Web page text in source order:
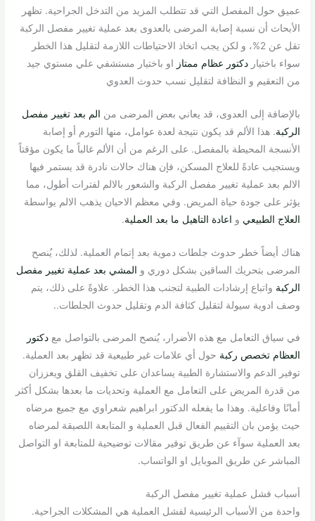
عميق حول المفصل التي قد تتطلب المزيد من التدخل الجراحية. تظهر
الأبحاث أن نسبة إصابة المرضى بالعدوى بعد عملية تغيير مفصل الركبة
تقل عن 2%، و لكن يجب اتخاذ الاحتياطات اللازمة لتقليل هذا الخطر
سواء باختياردكتور عظام ممتاز او باختيار مستشفي علي مستوي جيد
من التعقيم و النظافة لتقليل نسب حدوث العدوي
بالإضافة إلى العدوى، قد يعاني بعض المرضى من الم بعد تغيير مفصل
الركبة. هذا الألم قد يكون نتيجة لعدة عوامل، منها التورم أو إصابة
الأنسجة المحيطة بالمفصل. على الرغم من أن الألم غالباً ما يكون مؤقتاً
ويستجيب عادةً للعلاج المسكن، فإن هناك حالات نادرة قد يستمر فيها
الالم بعد عملية تغيير مفصل الركبة والشعور بالالم لفترات أطول، مما
يؤثر على جودة حياة المريض. وفي معظم الاحيان يذهب الالم يواسطة
العلاج الطبيعي و اعادة التاهيل ما بعد العملية.
هناك أيضاً خطر حدوث جلطات دموية بعد إتمام العملية. لذلك، يُنصح
المرضى بتحريك الساقين بشكل دوري و المشي بعد عملية تغيير مفصل
الركبة واتباع إرشادات الطبية لتجنب هذا الخطر. علاوةً على ذلك، يتم
وصف ادوية سيولة لتقليل كثافة الدم وتقليل حدوث الجلطات..
في سياق التعامل مع هذه الأضرار، يُنصح المرضى بالتواصل معدكتور
العظام تخصص ركبة حول أي علامات غير طبيعية قد تظهر بعد العملية.
توفير الدعم والاستشارة الطبية يساعدان على تخفيف القلق ويعززان
من قدرة المريض على التعامل مع العملية وتحديات ما بعدها بشكل أكثر
أمانًا وفاعلية. وهذا ما يفعله الدكتور ابراهيم شعراوي مع جميع مرضاه
حيث يؤمن بان التقييم الفعال قبل العملية و المتابعة اللصيقة لمرضاه
بعد العملية سوآء عن طريق توفير مقالات توضيحية للمتابعة او التواصل
المباشر عن طريق الموبايل او الواتساب.
أسباب فشل عملية تغيير مفصل الركبة
واحدة من الأسباب الرئيسية لفشل العملية هي المشكلات الجراحية.